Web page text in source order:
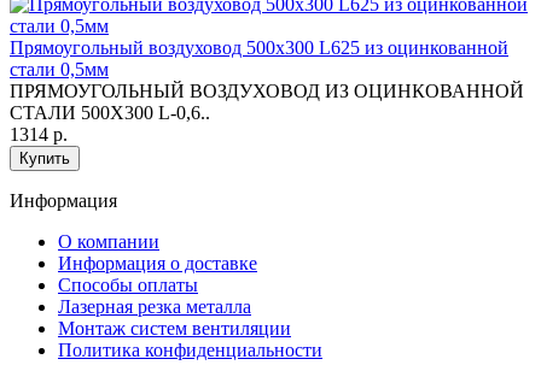
Прямоугольный воздуховод 500х300 L625 из оцинкованной
стали 0,5мм
ПРЯМОУГОЛЬНЫЙ ВОЗДУХОВОД ИЗ ОЦИНКОВАННОЙ
СТАЛИ 500Х300 L-0,6..
1314 р.
Купить
Информация
O компании
Информация о доставке
Способы оплаты
Лазерная резка металла
Монтаж систем вентиляции
Политика конфиденциальности